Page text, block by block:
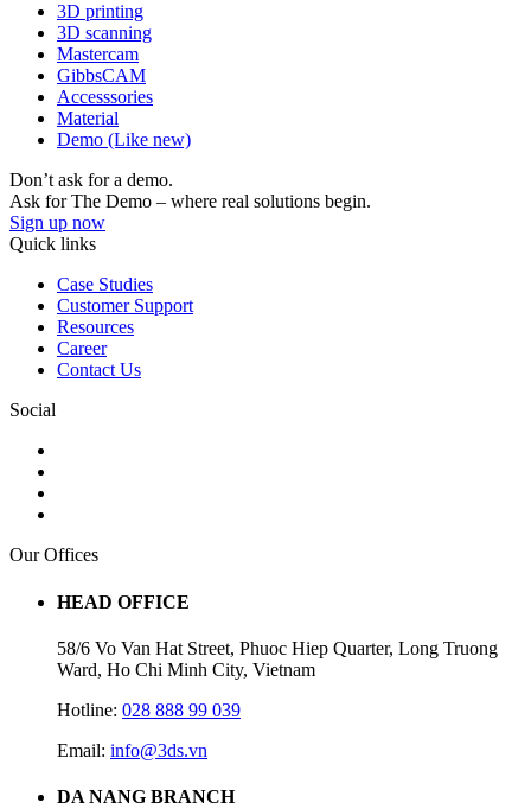
3D printing
3D scanning
Mastercam
GibbsCAM
Accesssories
Material
Demo (Like new)
Don’t ask for a demo.
Ask for The Demo – where real solutions begin.
Sign up now
Quick links
Case Studies
Customer Support
Resources
Career
Contact Us
Social
Our Offices
HEAD OFFICE
58/6 Vo Van Hat Street, Phuoc Hiep Quarter, Long Truong
Ward, Ho Chi Minh City, Vietnam
Hotline: 028 888 99 039
Email: info@3ds.vn
DA NANG BRANCH